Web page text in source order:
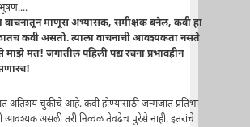
वाचनातून माणूस अभ्यासक, समीक्षक बनेल, कवी हा
कवी असतो. त्याला वाचनाची आवश्यकता नसते
मत! जगातील पहिली पद्य रचना प्रभावहीन
अतिशय चुकीचे आहे. कवी होण्यासाठी जन्मजात प्रतिभा
आवश्यक असली तरी निव्वळ तेवढेच पुरेसे नाही. इतरांचे